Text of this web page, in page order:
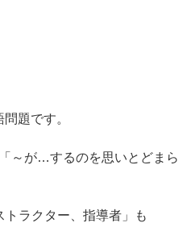
題です。
～が…するのを思いとどまら
ラクター、指導者」も